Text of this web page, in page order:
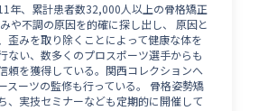
年、累計患者数32,000人以上の骨格矯正
や不調の原因を的確に探し出し、 原因と
歪みを取り除くことによって健康な体を
ない、数多くのプロスポーツ選手からも
頼を獲得している。関西コレクションへ
スーツの監修も行っている。 骨格姿勢矯
、実技セミナーなども定期的に開催して